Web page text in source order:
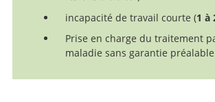
incapacité de travail courte (1 à
Prise en charge du traitement
maladie sans garantie